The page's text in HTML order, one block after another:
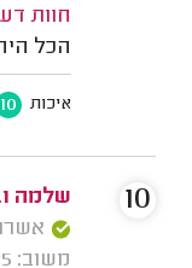
חוות
הכל
איכות 10
שלמה
אשרור: 13/
משוב: 13/05/2025
10